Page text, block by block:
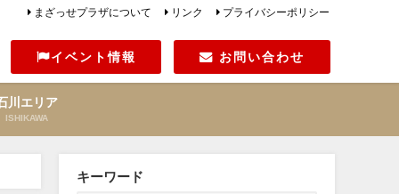
まざっせプラザについて リンク プライバシーポリシー
イベント情報 お問い合わせ
川エリア
ISHIKAWA
キーワード